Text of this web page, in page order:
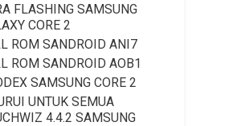
FLASHING SAMSUNG
CORE 2
ROM SANDROID ANI7
ROM SANDROID AOB1
SAMSUNG CORE 2
UNTUK SEMUA
4.4.2 SAMSUNG